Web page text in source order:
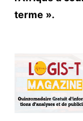
terme ».